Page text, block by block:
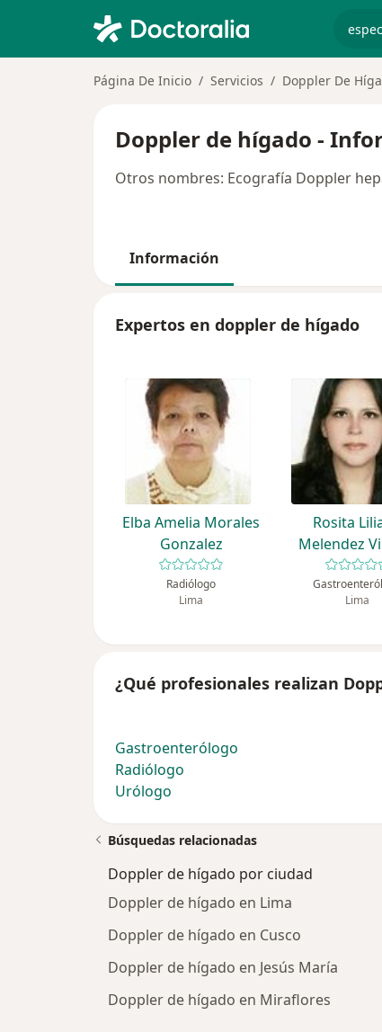
Página De Inicio Servicios Doppler De
Doppler de hígado -
Otros nombres: Ecografía Doppler
Información
Expertos en doppler de hígado
Elba Amelia Morales
Gonzalez
Radiólogo
Lima
Rosita
Melendez
Lima
¿Qué profesionales realizan
Gastroenterólogo
Radiólogo
Urólogo
Búsquedas relacionadas
Doppler de hígado por ciudad
Doppler de hígado en Lima
Doppler de hígado en Cusco
Doppler de hígado en Jesús María
Doppler de hígado en Miraflores